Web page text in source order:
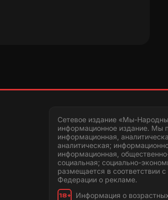
Сетевое издание «Мы-
информационное издание. Мы
информационная,
аналитическая;
информационная,
социальная; социально-
размещается в соответствии
Федерации о рекламе.
18+ Информация о